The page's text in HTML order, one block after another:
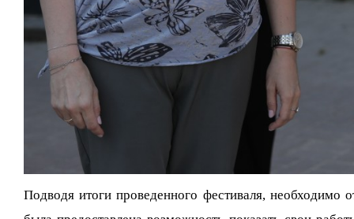
Подводя итоги проведенного фестиваля,